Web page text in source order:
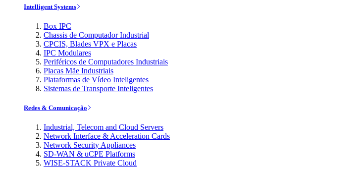
Intelligent Systems
Box IPC
Chassis de Computador Industrial
CPCIS, Blades VPX e Placas
IPC Modulares
Periféricos de Computadores Industriais
Placas Mãe Industriais
Plataformas de Vídeo Inteligentes
Sistemas de Transporte Inteligentes
Redes & Comunicação
Industrial, Telecom and Cloud Servers
Network Interface & Acceleration Cards
Network Security Appliances
SD-WAN & uCPE Platforms
WISE-STACK Private Cloud